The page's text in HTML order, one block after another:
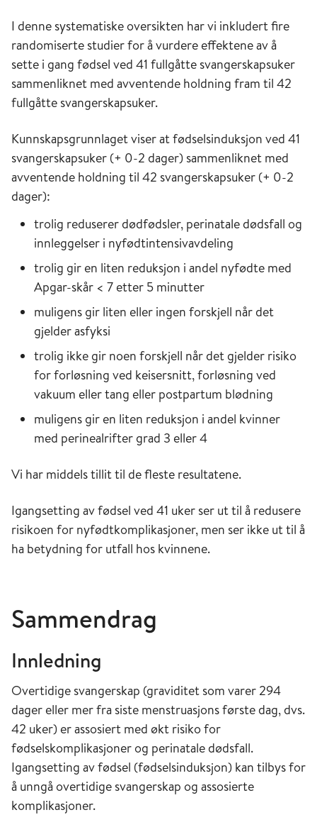
I denne systematiske oversikten har vi inkludert fire
randomiserte studier for å vurdere effektene av å
sette i gang fødsel ved 41 fullgåtte svangerskapsuker
sammenliknet med avventende holdning fram til 42
fullgåtte svangerskapsuker.
Kunnskapsgrunnlaget viser at fødselsinduksjon ved 41
svangerskapsuker (+ 0-2 dager) sammenliknet med
avventende holdning til 42 svangerskapsuker (+ 0-2
dager):
trolig reduserer dødfødsler, perinatale dødsfall og
innleggelser i nyfødtintensivavdeling
trolig gir en liten reduksjon i andel nyfødte med
Apgar-skår < 7 etter 5 minutter
muligens gir liten eller ingen forskjell når det
gjelder asfyksi
trolig ikke gir noen forskjell når det gjelder risiko
for forløsning ved keisersnitt, forløsning ved
vakuum eller tang eller postpartum blødning
muligens gir en liten reduksjon i andel kvinner
med perinealrifter grad 3 eller 4
Vi har middels tillit til de fleste resultatene.
Igangsetting av fødsel ved 41 uker ser ut til å redusere
risikoen for nyfødtkomplikasjoner, men ser ikke ut til å
ha betydning for utfall hos kvinnene.
Sammendrag
Innledning
Overtidige svangerskap (graviditet som varer 294
dager eller mer fra siste menstruasjons første dag, dvs.
42 uker) er assosiert med økt risiko for
fødselskomplikasjoner og perinatale dødsfall.
Igangsetting av fødsel (fødselsinduksjon) kan tilbys for
å unngå overtidige svangerskap og assosierte
komplikasjoner.